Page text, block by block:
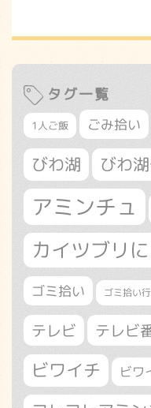
タグ一覧
1人ご飯 ごみ拾い
びわ湖 びわ
アミンチュ
カイツブリ
ゴミ拾い ゴミ拾い
テレビ テレビ
ビワイチ ビワ